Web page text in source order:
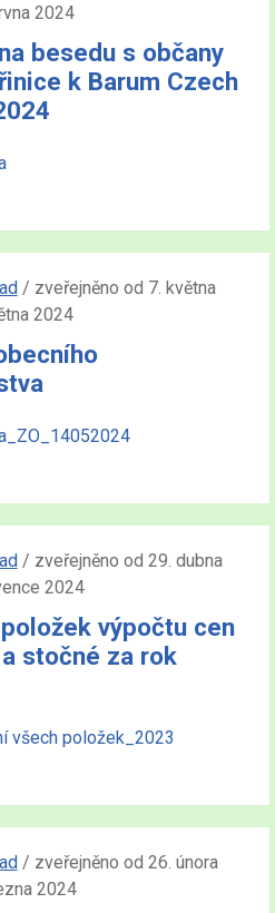
2024
besedu s občany
k Barum Czech
/ zveřejněno od 7. května
2024
/ zveřejněno od 29. dubna
2024
výpočtu cen
stočné za rok
všech položek_2023
/ zveřejněno od 26. února
2024